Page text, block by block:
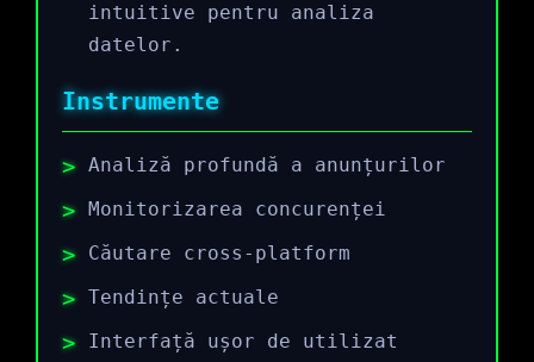
intuitive pentru analiza
datelor.
Instrumente
Analiză profundă a anunțurilor
Monitorizarea concurenței
Căutare cross-platform
Tendințe actuale
Interfață ușor de utilizat